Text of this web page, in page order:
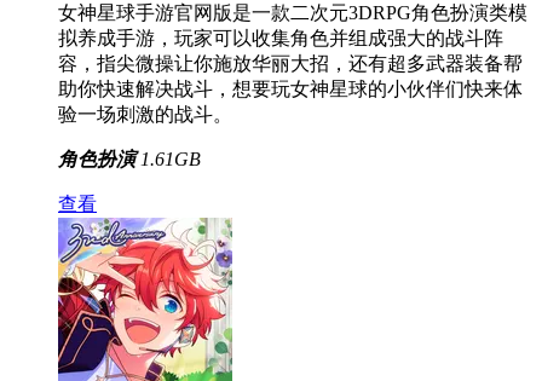
女神星球手游官网版是一款二次元3DRPG角色扮演类模
拟养成手游，玩家可以收集角色并组成强大的战斗阵
容，指尖微操让你施放华丽大招，还有超多武器装备帮
助你快速解决战斗，想要玩女神星球的小伙伴们快来体
验一场刺激的战斗。
角色扮演 1.61GB
查看